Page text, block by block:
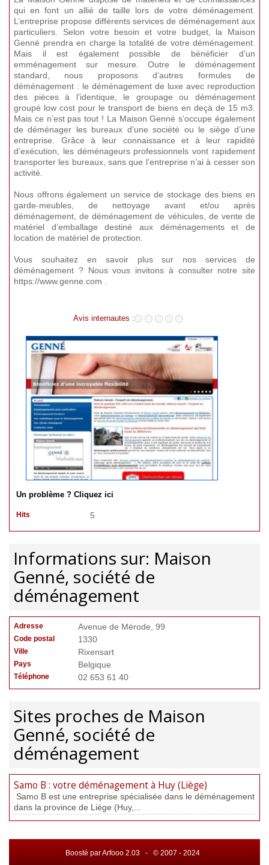
qui en font un allié de taille lors de votre déménagement.
L’entreprise propose différents services de déménagement aux
particuliers. Selon votre besoin et votre budget, la Maison
Genné prendra en charge la totalité de votre déménagement.
Mais il est également possible de bénéficier d’un
emménagement sur mesure. Outre le déménagement
standard, nous proposons d’autres formules de
déménagement : le déménagement de luxe avec reproduction
des pièces à l’identique, le groupage ou déménagement
groupé low cost pour le transport de biens en deçà de 15 m3.
Mais ce n’est pas tout ! La Maison Genné s’occupe également
de déménager les bureaux d’une société ou le siège d’une
entreprise. Grâce à leur connaissance et à leur rapidité
d’exécution, les déménageurs professionnels vont rapidement
transporter les bureaux, sans que l’entreprise n’ai à cesser son
activité.
Nous offrons également un service de stockage des biens en
garde-meubles, de nettoyage avant et/ou après
déménagement, de déménagement de véhicules, de vente de
matériel d’emballage destiné aux déménagements et de
location de matériel de protection.
Vous souhaitez en savoir plus sur nos services de
déménagement ? Nous vous invitons à consulter notre site
https://www.genne.com .
Avis internautes :
Un problème ? Cliquez ici
Hits 5
Informations sur: Maison
Genné, société de
déménagement
Adresse Avenue de Mérode, 99
Code postal 1330
Ville Rixensart
Pays Belgique
Téléphone 02 653 61 40
Sites proches de Maison
Genné, société de
déménagement
Samo B : votre déménagement à Huy (Liège)
Samo B est une entreprise spécialisée dans le déménagement
dans la province de Liège (Huy,...
Boosté par Arfooo 2.03 - © 2007 - 2024